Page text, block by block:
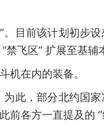
目前该计划初步
飞区” 扩展至基辅
机在内的装备。
此，部分北约国
各方一直提及的 “